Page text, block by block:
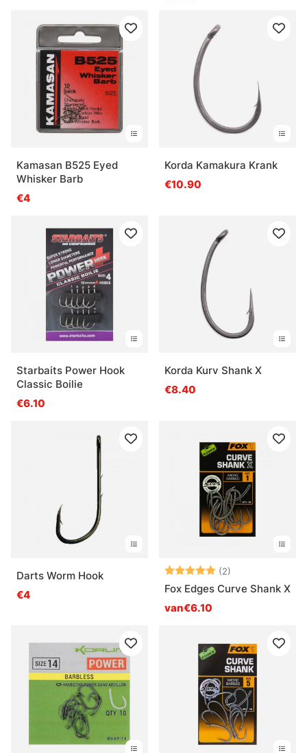
Kamasan B525 Eyed
Whisker Barb
€4
Korda Kamakura Krank
€10.90
Starbaits Power Hook
Classic Boilie
€6.10
Korda Kurv Shank X
€8.40
Darts Worm Hook
€4
Beoordeling:
(2)
Fox Edges Curve Shank X
van€6.10